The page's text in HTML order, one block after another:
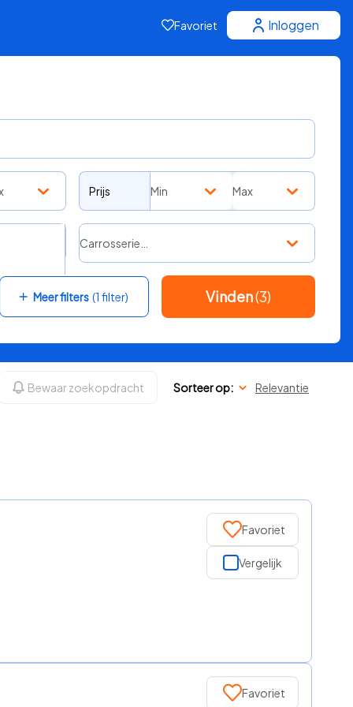
Favoriet Inloggen
Prijs Min Max
Carrosserie…
Meer filters (1 filter) Vinden(3)
Bewaar zoekopdracht Sorteer op: Relevantie
Favoriet
Vergelijk
Favoriet